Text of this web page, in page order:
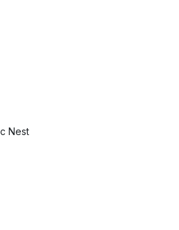
i en skål eller i en ljuslykta eller
låt den vara en del av
Nest